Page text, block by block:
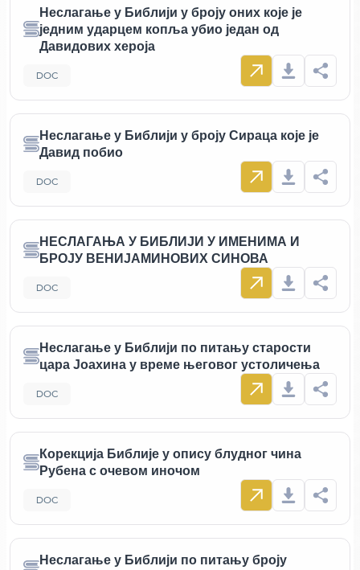
Неслагање у Библији у броју оних које је
једним ударцем копља убио један од
Давидових хероја
DOC
Неслагање у Библији у броју Сираца које је
Давид побио
DOC
НЕСЛАГАЊА У БИБЛИЈИ У ИМЕНИМА И
БРОЈУ ВЕНИЈАМИНОВИХ СИНОВА
DOC
Неслагање у Библији по питању старости
цара Јоахина у време његовог устоличења
DOC
Корекција Библије у опису блудног чина
Рубена с очевом иночом
DOC
Неслагање у Библији по питању броју